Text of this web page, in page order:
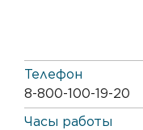
Телефон
8-800-100-19-20
Часы работы